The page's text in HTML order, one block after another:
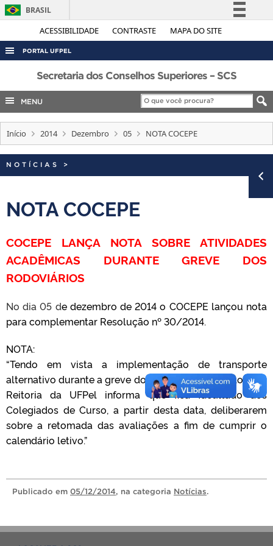
ACESSIBILIDADE CONTRASTE MAPA DO SITE
BRASIL
Simplifique!
Acesso à informação
Legislação
Canais
PORTAL UFPEL
ACESSO À INFORMAÇÃO
AUDITORIA
COBALTO
CONCURSOS
EDITAIS
INTERNACIONAL
PORTARIAS
Secretaria dos Conselhos Superiores – SCS
MENU
Início 2014 Dezembro 05 NOTA COCEPE
NOTÍCIAS >
NOTA COCEPE
COCEPE LANÇA NOTA SOBRE ATIVIDADES
ACADÊMICAS DURANTE GREVE DOS
RODOVIÁRIOS
No dia 05 de dezembro de 2014 o COCEPE lançou nota
para complementar Resolução nº 30/2014.
NOTA:
“Tendo em vista a implementação de transporte
alternativo durante a greve dos rodoviários de Pelotas, a
Reitoria da UFPel informa que fica facultado aos
Colegiados de Curso, a partir desta data, deliberarem
sobre a retomada das avaliações a fim de cumprir o
calendário letivo.”
Publicado em 05/12/2014, na categoria Notícias.